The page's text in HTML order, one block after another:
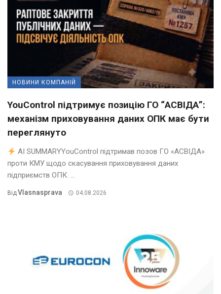
НОВИНИ КОМПАНІЙ
YouControl підтримує позицію ГО “АСВІДА”:
механізм приховування даних ОПК має бути
переглянуто
AI SUMMARYYouControl підтримав позов ГО «АСВІДА»
проти КМУ щодо скасування приховування даних
підприємств ОПК. ...
ВідVlasnasprava 04.08.2026